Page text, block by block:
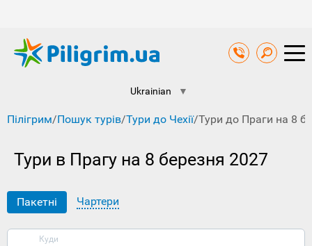
Ukrainian ▼
Пілігрим/Пошук турів/Тури до Чехії/Тури до Праги на 8
Тури в Прагу на 8 березня 2027
Пакетні Чартери
Куди